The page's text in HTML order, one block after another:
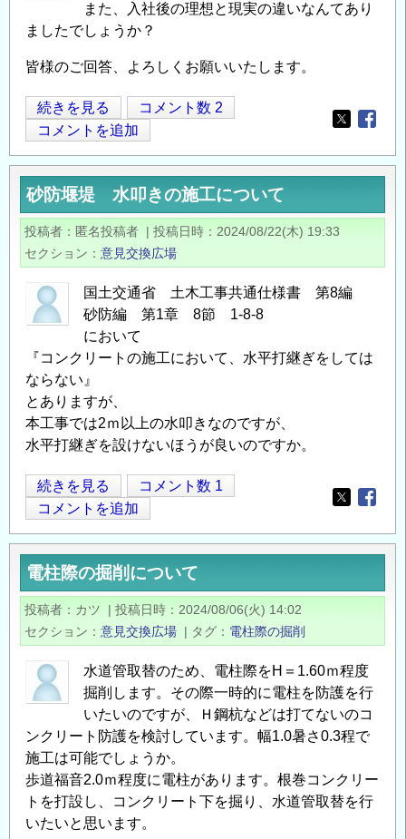
の
義
問
題
に
つ
い
て
の
また、入社後の理想と現実の違いなんてあり
ましたでしょうか？
皆様のご回答、よろしくお願いいたします。
コ
ン
サ
ル
勤
務
方々
へ
の
問
の
続きを見る
コメント数 2
コメントを追加
Opens in
砂防堰堤 水叩きの施工について
投稿者 匿名投稿者 | 投稿日時
2024/08/22(木) 19:33
セクション
意見交換広場
国土交通省 土木工事共通仕様書 第8編
砂防編 第1章 8節 1-8-8
において
『コンクリートの施工において、水平打継ぎをしては
ならない』
とありますが、
本工事では2ｍ以上の水叩きなのですが、
水平打継ぎを設けないほうが良いのですか。
砂
防
堰
堤
水
叩
の
施
工
つ
い
て
の
続きを見る
コメント数 1
コメントを追加
Opens in
電柱際の掘削について
投稿者 カツ | 投稿日時
2024/08/06(火) 14:02
セクション
意見交換広場 | タグ 電柱際の掘削
水道管取替のため、電柱際をH＝1.60ｍ程度
掘削します。その際一時的に電柱を防護を行
いたいのですが、Ｈ鋼杭などは打てないのコ
ンクリート防護を検討しています。幅1.0暑さ0.3程で
施工は可能でしょうか。
歩道福音2.0ｍ程度に電柱があります。根巻コンクリー
トを打設し、コンクリート下を掘り、水道管取替を行
いたいと思います。